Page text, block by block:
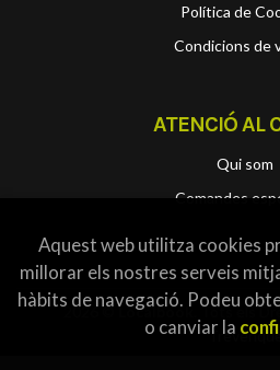
Política de
Condicions de
ATENCIÓ AL
Qui som
Comandes
2026 © Localbook . Tots els
Aquest web utilitza cookies
millorar els nostres serveis
hàbits de navegació. Podeu
o canviar la